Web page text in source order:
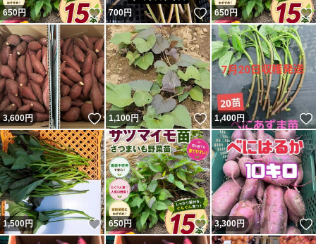
650円 いいね！
700円 いいね！
650円
3,600円 いいね！
1,100円 いいね！
1,400円
1,500円 いいね！
650円 いいね！
3,300円